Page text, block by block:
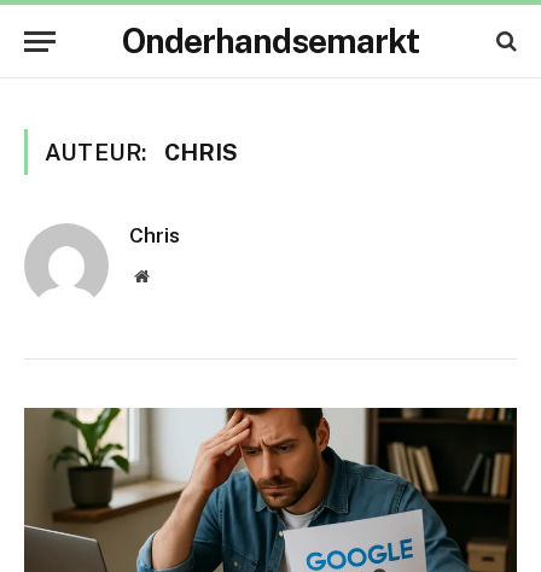
Onderhandsemarkt
AUTEUR: CHRIS
Chris
Website